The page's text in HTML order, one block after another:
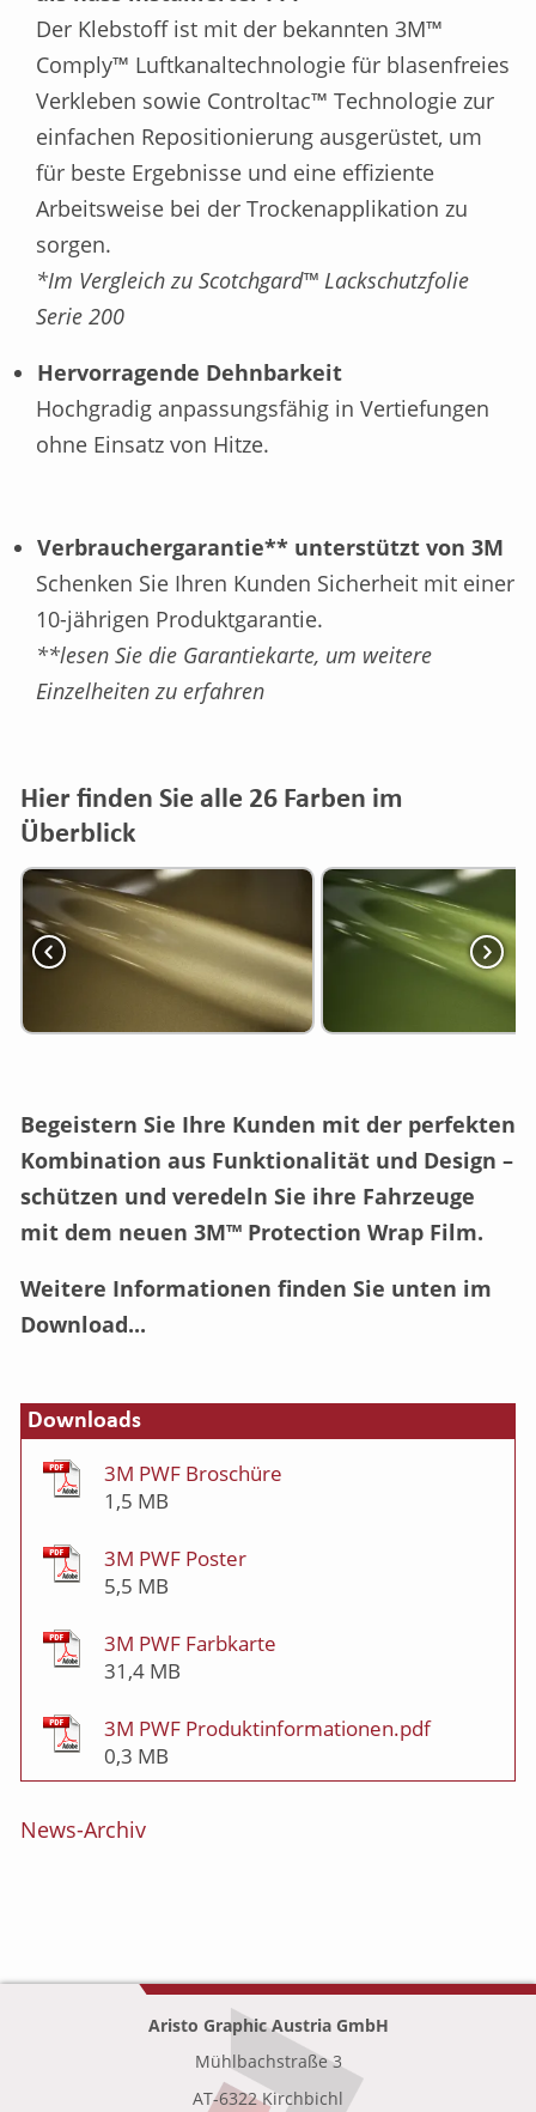
Der Klebstoff ist mit der bekannten 3M™
Comply™ Luftkanaltechnologie für blasenfreies
Verkleben sowie Controltac™ Technologie zur
einfachen Repositionierung ausgerüstet, um
für beste Ergebnisse und eine effiziente
Arbeitsweise bei der Trockenapplikation zu
sorgen.
*Im Vergleich zu Scotchgard™ Lackschutzfolie
Serie 200
Hervorragende Dehnbarkeit
Hochgradig anpassungsfähig in Vertiefungen
ohne Einsatz von Hitze.
Verbrauchergarantie** unterstützt von 3M
Schenken Sie Ihren Kunden Sicherheit mit einer
10-jährigen Produktgarantie.
**lesen Sie die Garantiekarte, um weitere
Einzelheiten zu erfahren
Hier finden Sie alle 26 Farben im
Überblick
Begeistern Sie Ihre Kunden mit der perfekten
Kombination aus Funktionalität und Design –
schützen und veredeln Sie ihre Fahrzeuge
mit dem neuen 3M™ Protection Wrap Film.
Weitere Informationen finden Sie unten im
Download...
Downloads
3M PWF Broschüre
1,5 MB
3M PWF Poster
5,5 MB
3M PWF Farbkarte
31,4 MB
3M PWF Produktinformationen.pdf
0,3 MB
News-Archiv
Aristo Graphic Austria GmbH
Mühlbachstraße 3
AT-6322 Kirchbichl